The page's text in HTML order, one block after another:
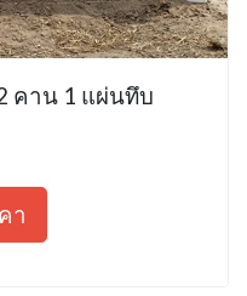
คาน 1 แผ่นทึบ
า